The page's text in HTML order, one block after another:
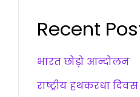
Recent
भारत छोड़ो आन्दोलन
राष्ट्रीय हथकरधा दिवस